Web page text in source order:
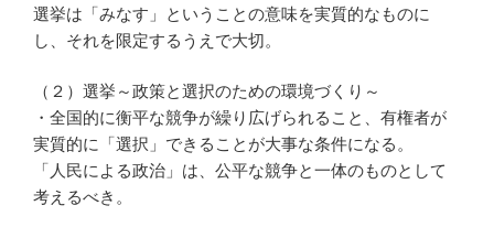
選挙は「みなす」ということの意味を実質的なものに
し、それを限定するうえで大切。
（２）選挙～政策と選択のための環境づくり～
・全国的に衡平な競争が繰り広げられること、有権者が
実質的に「選択」できることが大事な条件になる。
「人民による政治」は、公平な競争と一体のものとして
考えるべき。